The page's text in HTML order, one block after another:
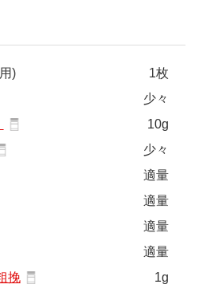
)
1枚
少々
10g
少々
適量
適量
適量
適量
挽
1g